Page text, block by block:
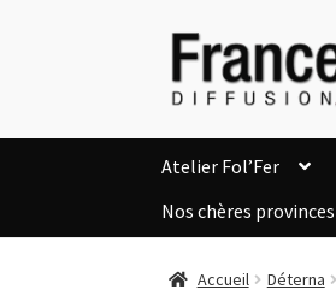
Aller
la
Aller
au
contenu
Atelier Fol’Fer
Nos chères provinces
Accueil Déterna